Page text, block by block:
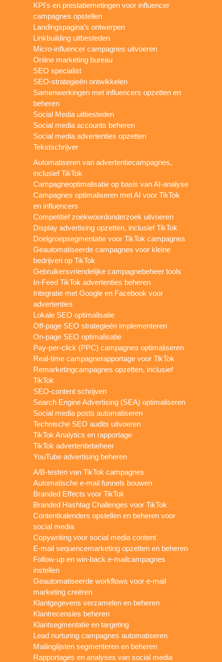
KPI's en prestatiemetingen voor influencer
campagnes opstellen
Landingspagina’s ontwerpen
Linkbuilding uitbesteden
Micro-influencer campagnes uitvoeren
Online marketing bureau
SEO specialist
SEO-strategieën ontwikkelen
Samenwerkingen met influencers opzetten en
beheren
Social Media uitbesteden
Social media accounts beheren
Social media advertenties opzetten
Tekstschrijver
Automatiseren van advertentiecampagnes,
inclusief TikTok
Campagneoptimalisatie op basis van AI-analyse
Campagnes optimaliseren met AI voor TikTok
en influencers
Competitief zoekwoordonderzoek uitvoeren
Display advertising opzetten, inclusief TikTok
Doelgroepsegmentatie voor TikTok campagnes
Geautomatiseerde campagnes voor kleine
bedrijven op TikTok
Gebruikersvriendelijke campagnebeheer tools
In-Feed TikTok advertenties beheren
Integratie met Google en Facebook voor
advertenties
Lokale SEO optimalisatie
Off-page SEO strategieën implementeren
On-page SEO optimalisatie
Pay-per-click (PPC) campagnes optimaliseren
Real-time campagnerapportage voor TikTok
Remarketingcampagnes opzetten, inclusief
TikTok
SEO-content schrijven
Search Engine Advertising (SEA) optimaliseren
Social media posts automatiseren
Technische SEO audits uitvoeren
TikTok Analytics en rapportage
TikTok advertentiebeheer
YouTube advertising beheren
A/B-testen van TikTok campagnes
Automatische e-mail funnels bouwen
Branded Effects voor TikTok
Branded Hashtag Challenges voor TikTok
Contentkalenders opstellen en beheren voor
social media
Copywriting voor social media content
E-mail sequencemarketing opzetten en beheren
Follow-up en win-back e-mailcampagnes
instellen
Geautomatiseerde workflows voor e-mail
marketing creëren
Klantgegevens verzamelen en beheren
Klantrecensies beheren
Klantsegmentatie en targeting
Lead nurturing campagnes automatiseren
Mailinglijsten segmenteren en beheren
Rapportages en analyses van social media